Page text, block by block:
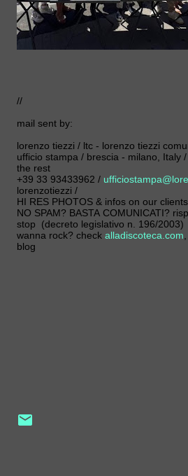
//
mail sent by:
lorenzo tiezzi / ltc - lorenzo tiezzi
ufficio stampa / brescia - milano, Italy
the rest
+39 33 93433962 /
lorenzotiezzi /
HI RES PHOTOS & infos on our
NO SPAM? BASTA COMUNICATI?
stop (decreto legislativo n. 196/2003)
wanna rock? check alladiscoteca.com
blog